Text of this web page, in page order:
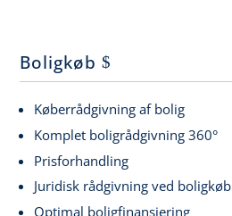
Boligkøb
Køberrådgivning af bolig
Komplet boligrådgivning 360°
Prisforhandling
Juridisk rådgivning ved boligkøb
Optimal boligfinansiering